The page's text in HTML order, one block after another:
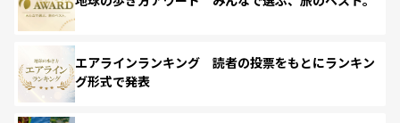
エアラインランキング 読者の投票をもとにランキン
グ形式で発表